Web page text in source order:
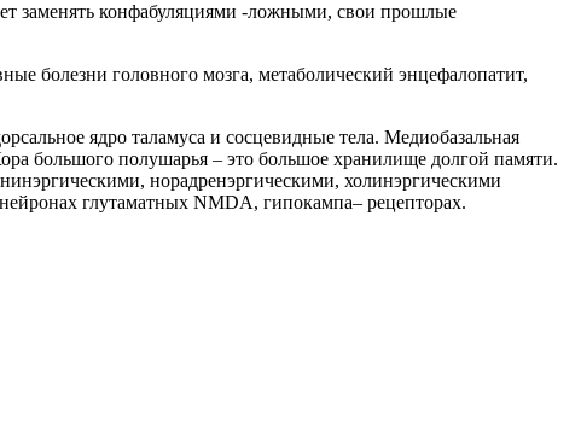
заменять конфабуляциями -ложными, свои прошлые
болезни головного мозга, метаболический энцефалопатит,
ядро таламуса и сосцевидные тела. Медиобазальная
большого полушарья – это большое хранилище долгой памяти.
норадренэргическими, холинэргическими
глутаматных NMDA, гипокампа– рецепторах.